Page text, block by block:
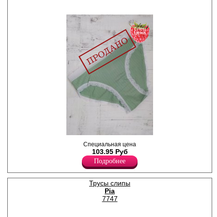
Трусы слипы женские из
хлопка, со структурным
рисунком в "вертикальную
полоску", обработка
кружевной резинкой по
талии и ножке, х/б
ластовица.
Хлопок 95%
Эластан 5%
спец
цена
Специальная цена
103.95 Руб
Подробнее
Трусы слипы
Pia
7747